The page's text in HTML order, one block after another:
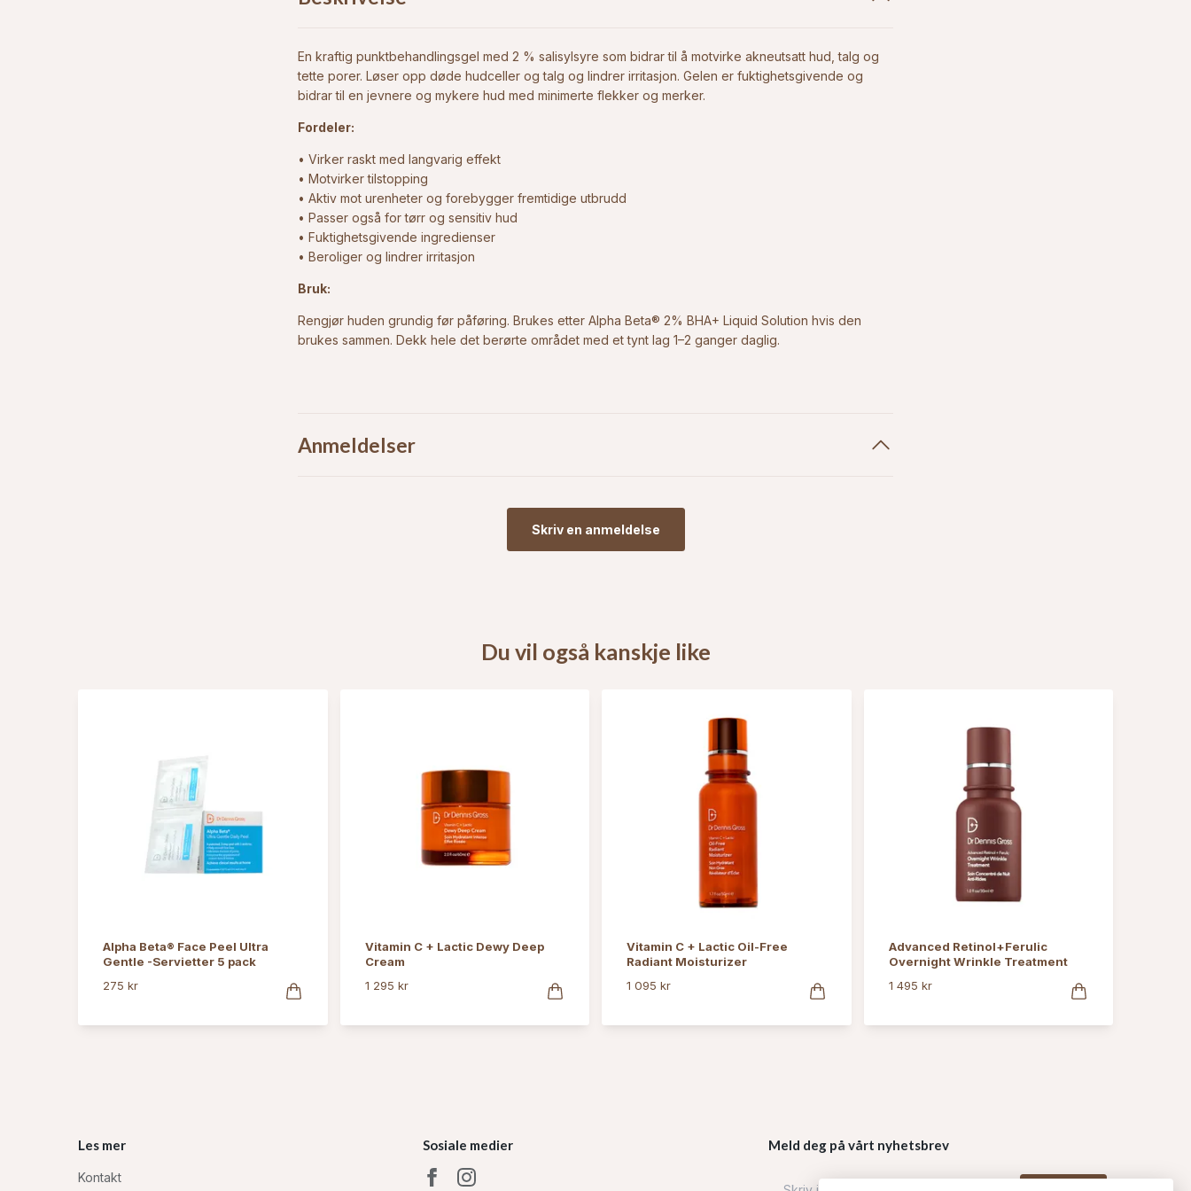
En kraftig punktbehandlingsgel med 2 % salisylsyre som bidrar til å motvirke akneutsatt hud, talg og
tette porer. Løser opp døde hudceller og talg og lindrer irritasjon. Gelen er fuktighetsgivende og
bidrar til en jevnere og mykere hud med minimerte flekker og merker.
Fordeler:
• Virker raskt med langvarig effekt
• Motvirker tilstopping
• Aktiv mot urenheter og forebygger fremtidige utbrudd
• Passer også for tørr og sensitiv hud
• Fuktighetsgivende ingredienser
• Beroliger og lindrer irritasjon
Bruk:
Rengjør huden grundig før påføring. Brukes etter Alpha Beta® 2% BHA+ Liquid Solution hvis den
brukes sammen. Dekk hele det berørte området med et tynt lag 1–2 ganger daglig.
Anmeldelser
Skriv en anmeldelse
Du vil også kanskje like
Alpha Beta® Face Peel Ultra
Gentle -Servietter 5 pack
275 kr
Vitamin C + Lactic Dewy Deep
Cream
1 295 kr
Vitamin C + Lactic Oil-Free
Radiant Moisturizer
1 095 kr
Advanced Retinol+Ferulic
Overnight Wrinkle Treatment
1 495 kr
Les mer
Kontakt
Sosiale medier Meld deg på vårt nyhetsbrev